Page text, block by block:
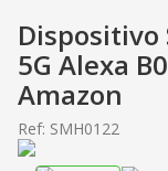
Dispositivo
5G Alexa
Amazon
Ref: SMH0122